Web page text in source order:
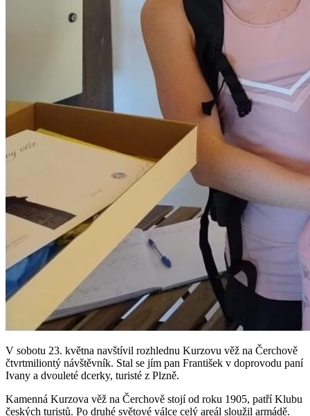
V sobotu 23. května navštívil rozhlednu Kurzovu věž na Čerchově
čtvrtmiliontý návštěvník. Stal se jím pan František v doprovodu paní
Ivany a dvouleté dcerky, turisté z Plzně.
Kamenná Kurzova věž na Čerchově stojí od roku 1905, patří Klubu
českých turistů. Po druhé světové válce celý areál sloužil armádě.